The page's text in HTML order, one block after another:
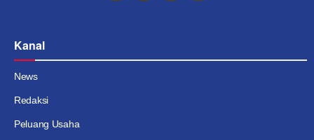
Kanal
News
Redaksi
Peluang Usaha